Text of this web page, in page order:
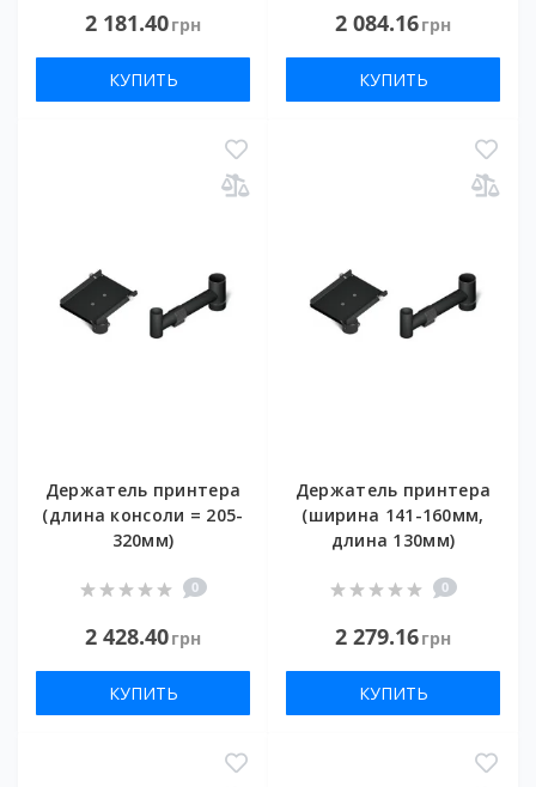
2 181.40грн
КУПИТЬ
2 084.16грн
КУПИТЬ
Держатель принтера
(длина консоли = 205-
320мм)
0
2 428.40грн
КУПИТЬ
Держатель принтера
(ширина 141-160мм,
длина 130мм)
0
2 279.16грн
КУПИТЬ